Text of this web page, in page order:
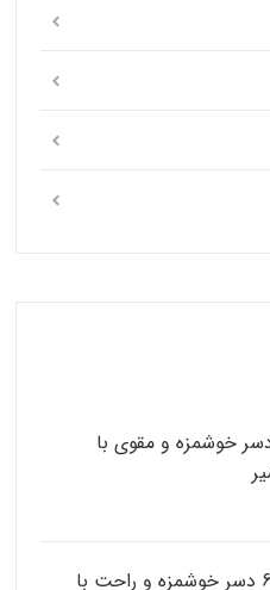
تهیه 5 دسر خوشمزه و مقوی با
دستور تهیه 6 دسر خوشمزه و راحت با